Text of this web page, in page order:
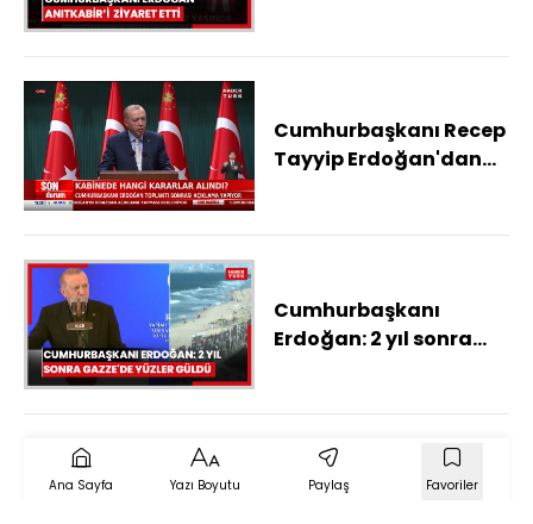
Cumhurbaşkanı Recep
Tayyip Erdoğan'dan
Cumhurbaşkanı
Erdoğan: 2 yıl sonra
Ana Sayfa Yazı Boyutu Paylaş Favoriler